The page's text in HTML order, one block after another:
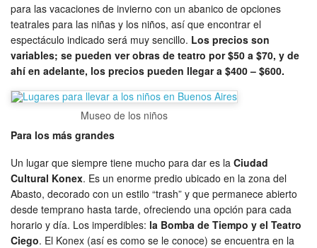
para las vacaciones de invierno con un abanico de opciones
teatrales para las niñas y los niños, así que encontrar el
espectáculo indicado será muy sencillo. Los precios son
variables; se pueden ver obras de teatro por $50 a $70, y de
ahí en adelante, los precios pueden llegar a $400 – $600.
Museo de los niños
Para los más grandes
Un lugar que siempre tiene mucho para dar es la Ciudad
Cultural Konex. Es un enorme predio ubicado en la zona del
Abasto, decorado con un estilo “trash” y que permanece abierto
desde temprano hasta tarde, ofreciendo una opción para cada
horario y día. Los imperdibles: la Bomba de Tiempo y el Teatro
Ciego. El Konex (así es como se le conoce) se encuentra en la